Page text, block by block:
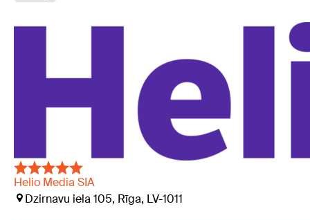
Helio Media SIA
Dzirnavu iela 105, Rīga, LV-1011